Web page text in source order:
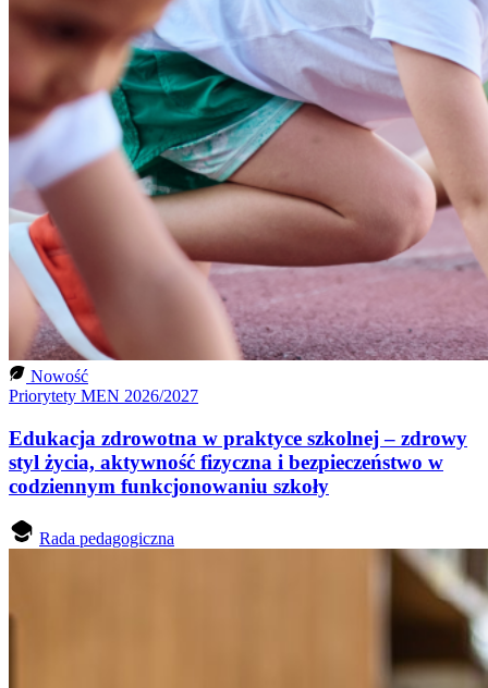
Nowość
Priorytety MEN 2026/2027
Edukacja zdrowotna w praktyce szkolnej – zdrowy
styl życia, aktywność fizyczna i bezpieczeństwo w
codziennym funkcjonowaniu szkoły
Rada pedagogiczna